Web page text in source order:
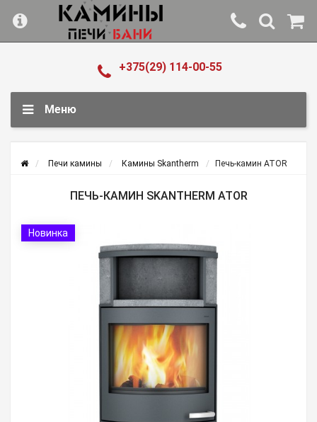
+375(29) 114-00-55
Меню
Печи камины Камины Skantherm Печь-камин ATOR
ПЕЧЬ-КАМИН SKANTHERM ATOR
Новинка